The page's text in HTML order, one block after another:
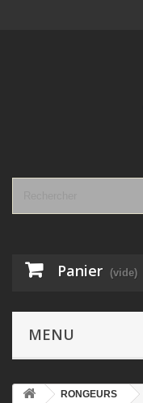
Panier (vide)
MENU
RONGEURS